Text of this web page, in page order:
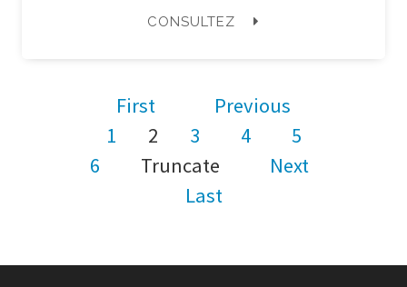
CONSULTEZ
First
Previous
1
2 3 4
5
6
Truncate
Next
Last